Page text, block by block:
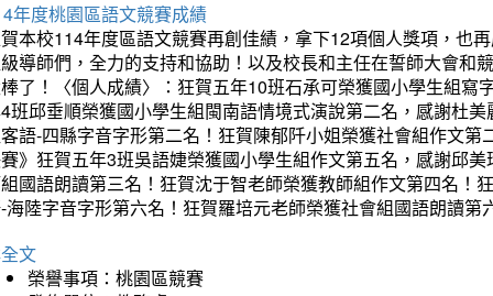
年度桃園區語文競賽成績
本校114年度區語文競賽再創佳績，拿下12項個人獎項，也
導師們，全力的支持和協助！以及校長和主任在誓師大會和
了！〈個人成績〉：狂賀五年10班石承可榮獲國小學生組
班邱垂順榮獲國小學生組閩南語情境式演說第二名，感謝杜
語-四縣字音字形第二名！狂賀陳郁阡小姐榮獲社會組作文
》狂賀五年3班吳語婕榮獲國小學生組作文第五名，感謝邱
國語朗讀第三名！狂賀沈于智老師榮獲教師組作文第四名！
海陸字音字形第六名！狂賀羅培元老師榮獲社會組國語朗讀
文
榮譽事項：桃園區競賽